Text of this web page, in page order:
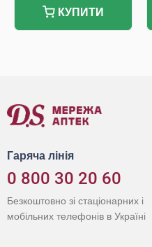
КУПИТИ
Гаряча лінія
0 800 30 20 60
Безкоштовно зі стаціонарних і
мобільних телефонів в Україні